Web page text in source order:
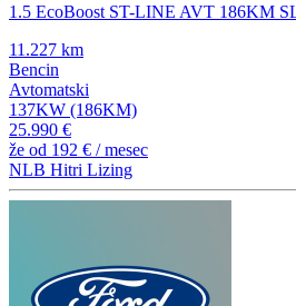
1.5 EcoBoost ST-LINE AVT 186KM
11.227 km
Bencin
Avtomatski
137KW (186KM)
25.990 €
že od 192 € / mesec
NLB Hitri Lizing